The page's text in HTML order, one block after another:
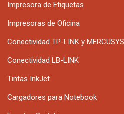
Impresora de Etiquetas
Impresoras de Oficina
Conectividad TP-LINK y MERCUSYS
Conectividad LB-LINK
Tintas InkJet
Cargadores para Notebook